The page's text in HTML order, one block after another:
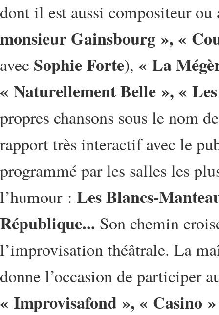
dont il est aussi compositeur
monsieur Gainsbourg », «
avec Sophie Forte), « La
« Naturellement Belle », «
propres chansons sous le nom
rapport très interactif avec le
programmé par les salles les
l’humour : Les Blancs-
République... Son chemin
l’improvisation théâtrale. La
donne l’occasion de participer
« Improvisafond », « Casino »